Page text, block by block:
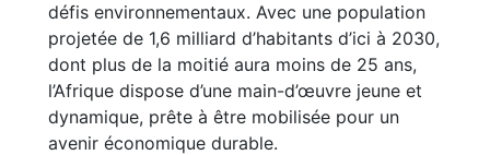
défis environnementaux. Avec une population
projetée de 1,6 milliard d’habitants d’ici à 2030,
dont plus de la moitié aura moins de 25 ans,
l’Afrique dispose d’une main-d’œuvre jeune et
dynamique, prête à être mobilisée pour un
avenir économique durable.